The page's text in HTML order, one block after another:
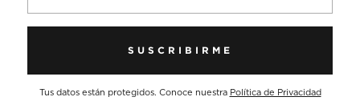
SUSCRIBIRME
Tus datos están protegidos. Conoce nuestra Política de Privacidad